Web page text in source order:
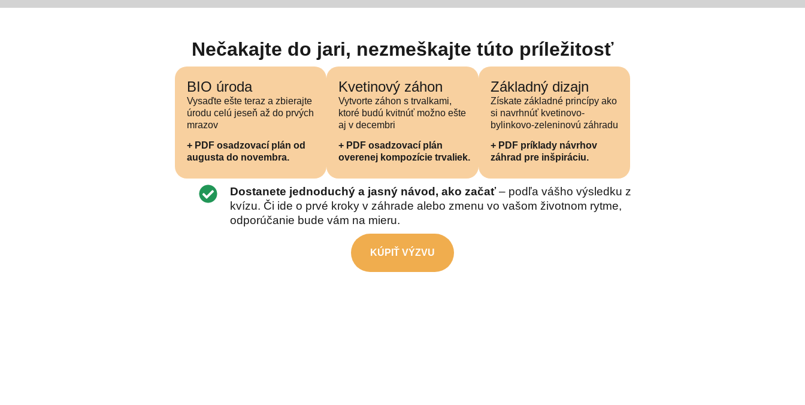
Nečakajte do jari, nezmeškajte túto príležitosť
BIO úroda
Vysaďte ešte teraz a zbierajte
úrodu celú jeseň až do prvých
mrazov
+ PDF osadzovací plán od
augusta do novembra.
Kvetinový záhon
Vytvorte záhon s trvalkami,
ktoré budú kvitnúť možno ešte
aj v decembri
+ PDF osadzovací plán
overenej kompozície trvaliek.
Základný dizajn
Získate základné princípy ako
si navrhnúť kvetinovo-
bylinkovo-zeleninovú záhradu
+ PDF príklady návrhov
záhrad pre inšpiráciu.
Dostanete jednoduchý a jasný návod, ako začať– podľa vášho výsledku z
kvízu. Či ide o prvé kroky v záhrade alebo zmenu vo vašom životnom rytme,
odporúčanie bude vám na mieru.
KÚPIŤ VÝZVU